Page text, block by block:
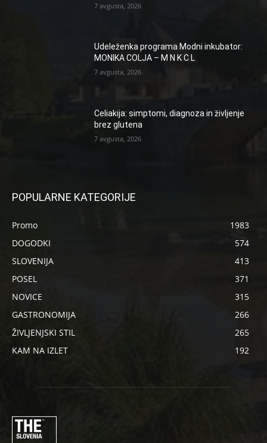
7 avgusta, 2026
Udeleženka programa Modni inkubator:
MONIKA COLJA – M N K C L
7 avgusta, 2026
Celiakija: simptomi, diagnoza in življenje
brez glutena
7 avgusta, 2026
POPULARNE KATEGORIJE
Promo
1983
DOGODKI
574
SLOVENIJA
413
POSEL
371
NOVICE
315
GASTRONOMIJA
266
ŽIVLJENJSKI STIL
265
KAM NA IZLET
192